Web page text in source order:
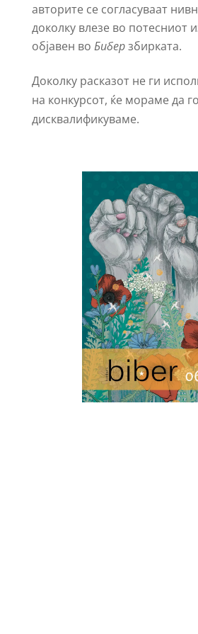
авторите се согласуваат
доколку влезе во потесниот
објавен во Биберзбирката.
Доколку расказот не ги
на конкурсот, ќе мораме да го
дисквалификуваме.